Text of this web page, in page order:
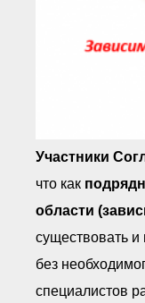
Участники
что как
области
существовать
без
специалистов